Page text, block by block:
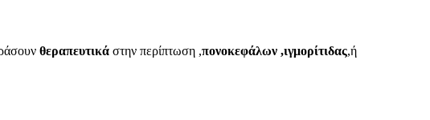
θεραπευτικά στην περίπτωση ,πονοκεφάλων ,ιγμορίτιδας,ή